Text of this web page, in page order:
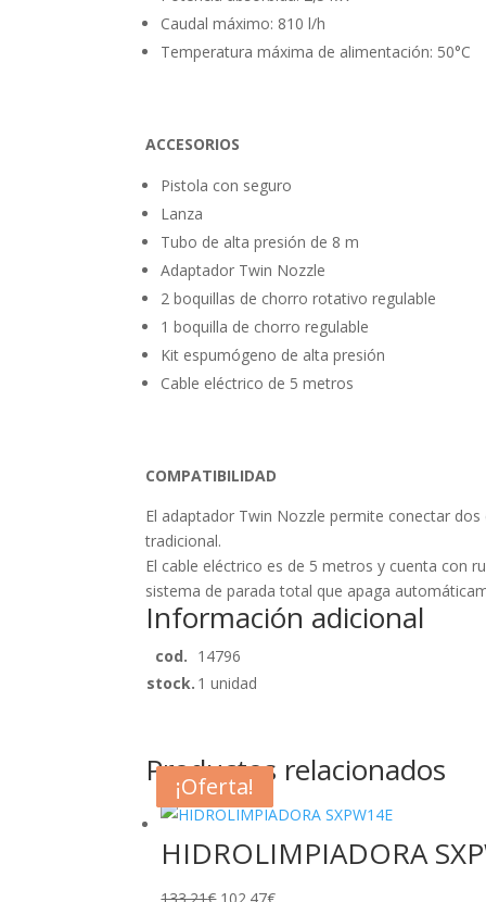
Caudal máximo: 810 l/h
Temperatura máxima de alimentación: 50°C
ACCESORIOS
Pistola con seguro
Lanza
Tubo de alta presión de 8 m
Adaptador Twin Nozzle
2 boquillas de chorro rotativo regulable
1 boquilla de chorro regulable
Kit espumógeno de alta presión
Cable eléctrico de 5 metros
COMPATIBILIDAD
El adaptador Twin Nozzle permite conectar
tradicional.
El cable eléctrico es de 5 metros y cuenta con
sistema de parada total que apaga
Información adicional
cod. 14796
stock. 1 unidad
Productos relacionados
¡Oferta!
HIDROLIMPIADORA
El
El
¡Oferta!
¡Oferta!
¡Oferta!